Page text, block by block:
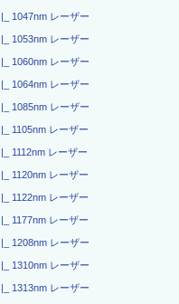
|_ 1047nm レーザー
|_ 1053nm レーザー
|_ 1060nm レーザー
|_ 1064nm レーザー
|_ 1085nm レーザー
|_ 1105nm レーザー
|_ 1112nm レーザー
|_ 1120nm レーザー
|_ 1122nm レーザー
|_ 1177nm レーザー
|_ 1208nm レーザー
|_ 1310nm レーザー
|_ 1313nm レーザー